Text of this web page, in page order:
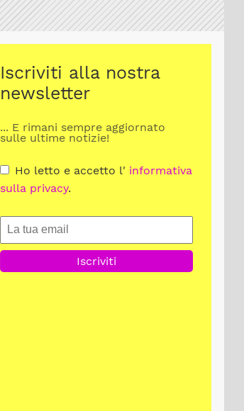
Iscriviti alla nostra
newsletter
... E rimani sempre aggiornato
sulle ultime notizie!
Ho letto e accetto l' informativa
sulla privacy.